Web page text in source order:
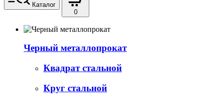
Каталог
0
Черный металлопрокат
Квадрат стальной
Круг стальной